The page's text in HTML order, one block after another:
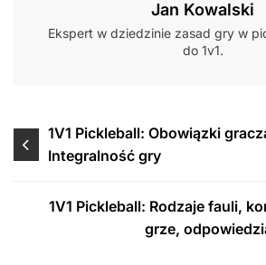
Jan Kowalski
Ekspert w dziedzinie zasad gry w
do 1v1.
Post
navigation
1V1 Pickleball: Obowiązki
Integralność gry
1V1 Pickleball: Rodzaje fauli,
grze,